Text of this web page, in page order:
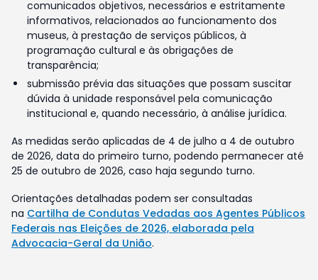
comunicados objetivos, necessários e estritamente
informativos, relacionados ao funcionamento dos
museus, à prestação de serviços públicos, à
programação cultural e às obrigações de
transparência;
submissão prévia das situações que possam suscitar
dúvida à unidade responsável pela comunicação
institucional e, quando necessário, à análise jurídica.
As medidas serão aplicadas de 4 de julho a 4 de outubro
de 2026, data do primeiro turno, podendo permanecer até
25 de outubro de 2026, caso haja segundo turno.
Orientações detalhadas podem ser consultadas
na Cartilha de Condutas Vedadas aos Agentes Públicos
Federais nas Eleições de 2026, elaborada pela
Advocacia-Geral da União.